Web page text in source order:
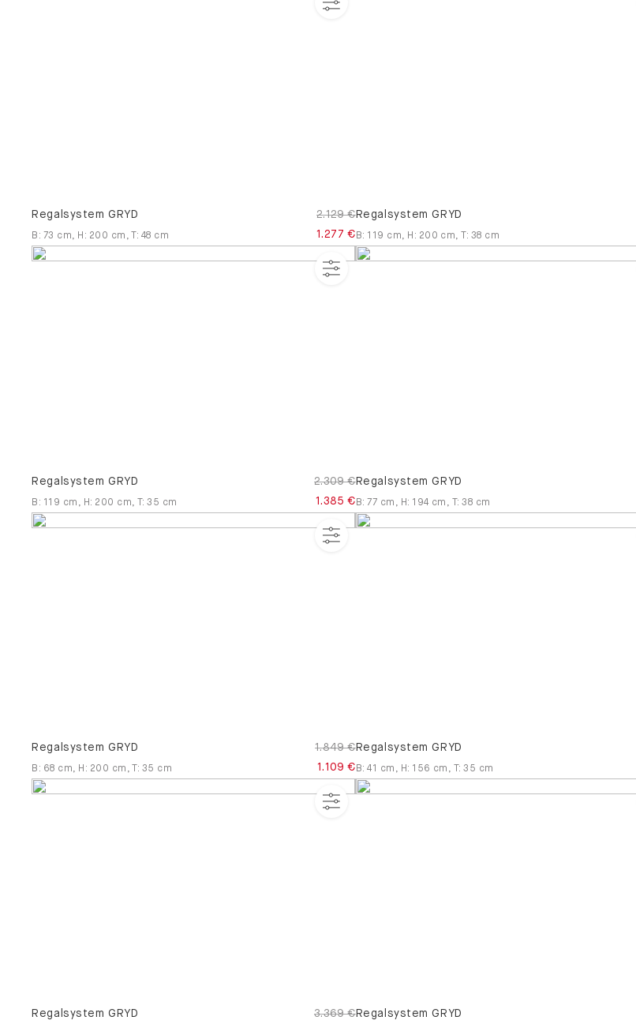
Regalsystem GRYD
2.129 €
1.277 €
B : 73 cm, H : 200 cm ,T: 48 cm
Regalsystem GRYD
B: 119 cm, H : 200 cm,T: 38 cm
Regalsystem GRYD
2.309 €
1.385 €
B : 119 cm H: 200 cm T:35 cm
Regalsystem GRYD
B:77 cm H: 194 cm T:38 cm
Regalsystem GRYD
1.849 €
1.109 €
B : 68 cm, H : 200 cm ,T: 35 cm
Regalsystem GRYD
B:41 cm , H : 156 cm , T:35 cm
Regalsystem GRYD 3.369 €Regalsystem GRYD